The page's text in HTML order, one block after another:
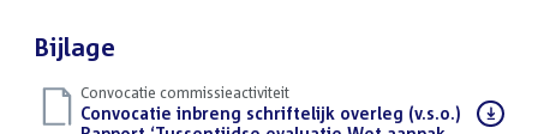
Bijlage
Convocatie commissieactiviteit
Download
Convocatie inbreng schriftelijk overleg (v.s.o.)